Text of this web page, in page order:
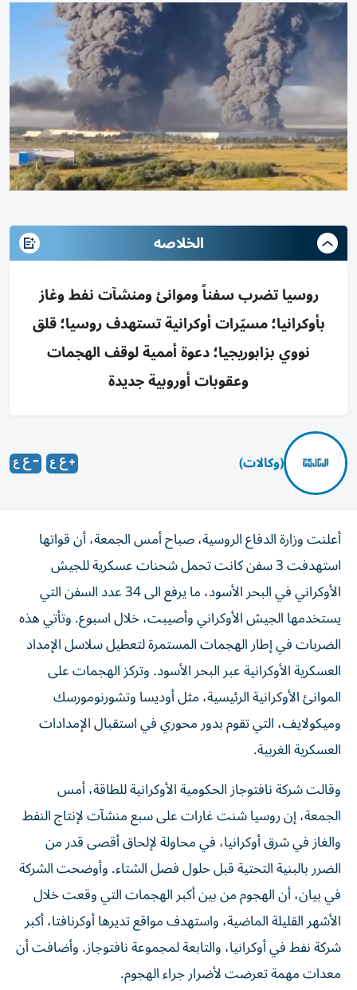
الخلاصه
روسيا تضرب سفناً وموانئ ومنشآت نفط وغاز
بأوكرانيا؛ مسيّرات أوكرانية تستهدف روسيا؛ قلق
نووي بزابوريجيا؛ دعوة أممية لوقف الهجمات
وعقوبات أوروبية جديدة
(وكالات)
أعلنت وزارة الدفاع الروسية، صباح أمس الجمعة، أن قواتها
استهدفت 3 سفن كانت تحمل شحنات عسكرية للجيش
الأوكراني في البحر الأسود، ما يرفع الى 34 عدد السفن التي
يستخدمها الجيش الأوكراني وأصيبت، خلال اسبوع. وتأتي هذه
الضربات في إطار الهجمات المستمرة لتعطيل سلاسل الإمداد
العسكرية الأوكرانية عبر البحر الأسود. وتركز الهجمات على
الموانئ الأوكرانية الرئيسية، مثل أوديسا وتشورنومورسك
وميكولايف، التي تقوم بدور محوري في استقبال الإمدادات
العسكرية الغربية.
وقالت شركة نافتوجاز ‌الحكومية الأوكرانية للطاقة، أمس
الجمعة، ​إن روسيا شنت ‌غارات على سبع ‌منشآت لإنتاج النفط
والغاز في شرق أوكرانيا، ‌في محاولة لإلحاق أقصى ‌قدر من
الضرر بالبنية التحتية قبل حلول فصل الشتاء. وأوضحت الشركة
في بيان، أن الهجوم من ​بين ‌أكبر الهجمات التي وقعت ‌خلال
الأشهر القليلة الماضية، واستهدف مواقع تديرها ‌أوكرنافتا، أكبر
شركة ‌نفط في أوكرانيا، والتابعة ‌لمجموعة نافتوجاز. وأضافت أن
معدات مهمة تعرضت لأضرار ​جراء الهجوم.